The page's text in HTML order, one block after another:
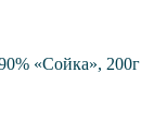
«Сойка», 200г